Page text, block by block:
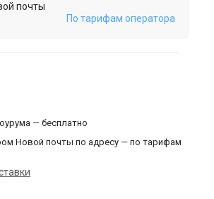
почты
По тарифам оператора
— бесплатно
Новой почты по адресу — по тарифам